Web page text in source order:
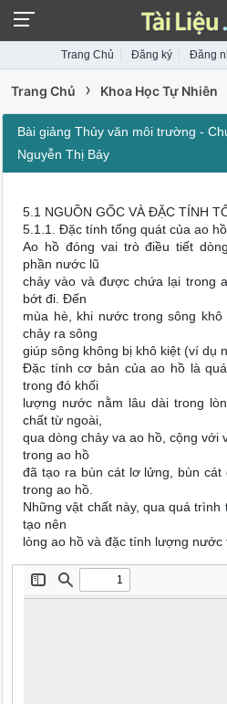
Trang Chủ Đăng ký Đăng
Trang Chủ › Khoa Học Tự Nhiên
Bài giảng Thủy văn môi trường -
Nguyễn Thị Bảy
5.1 NGUỒN GỐC VÀ ĐẶC TÍNH
5.1.1. Đặc tính tổng quát của ao hồ
Ao hồ đóng vai trò điều tiết
phần nước lũ
chảy vào và được chứa lại trong
bớt đi. Đến
mùa hè, khi nước trong sông
chảy ra sông
giúp sông không bị khô kiệt (ví dụ
Đặc tính cơ bản của ao hồ là
trong đó khối
lượng nước nằm lâu dài trong
chất từ ngoài,
qua dòng chảy va ao hồ, cộng với
trong ao hồ
đã tạo ra bùn cát lơ lửng, bùn cát
trong ao hồ.
Những vật chất này, qua quá
tạo nên
lòng ao hồ và đặc tính lượng nước